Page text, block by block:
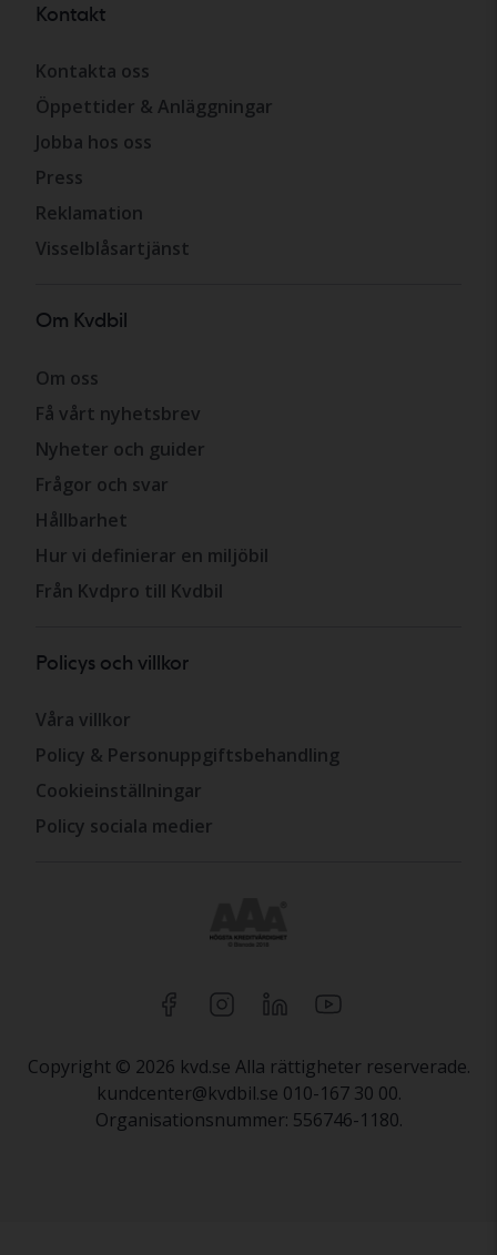
Kontakt
Kontakta oss
Öppettider & Anläggningar
Jobba hos oss
Press
Reklamation
Visselblåsartjänst
Om Kvdbil
Om oss
Få vårt nyhetsbrev
Nyheter och guider
Frågor och svar
Hållbarhet
Hur vi definierar en miljöbil
Från Kvdpro till Kvdbil
Policys och villkor
Våra villkor
Policy & Personuppgiftsbehandling
Cookieinställningar
Policy sociala medier
Copyright © 2026 kvd.se Alla rättigheter reserverade.
kundcenter@kvdbil.se 010-167 30 00.
Organisationsnummer: 556746-1180.